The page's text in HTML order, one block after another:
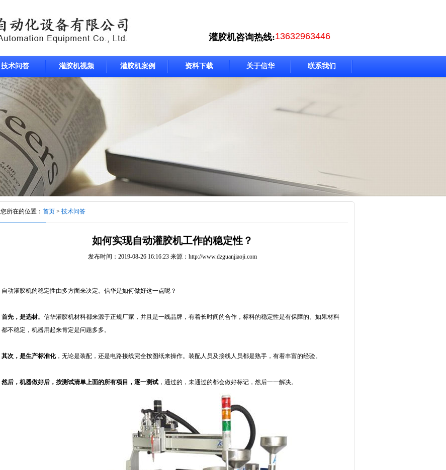
灌胶机咨询热线:13632963446
技术问答 灌胶机视频 灌胶机案例 资料下载 关于信华 联系我们
您所在的位置： 首页 > 技术问答
如何实现自动灌胶机工作的稳定性？
发布时间：2019-08-26 16:16:23 来源：http://www.dzguanjiaoji.com
自动灌胶机的稳定性由多方面来决定。信华是如何做好这一点呢？
首先，是选材。信华灌胶机材料都来源于正规厂家，并且是一线品牌，有着长时间的合作，标料的稳定性是有保障的。如果材料
都不稳定，机器用起来肯定是问题多多。
其次，是生产标准化，无论是装配，还是电路接线完全按图纸来操作。装配人员及接线人员都是熟手，有着丰富的经验。
然后，机器做好后，按测试清单上面的所有项目，逐一测试，通过的，未通过的都会做好标记，然后一一解决。